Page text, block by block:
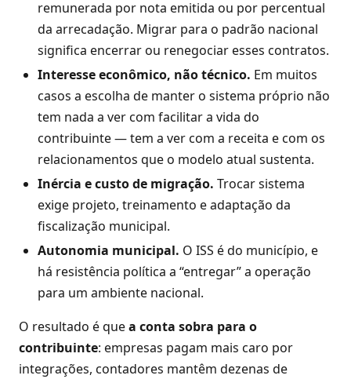
remunerada por nota emitida ou por percentual
da arrecadação. Migrar para o padrão nacional
significa encerrar ou renegociar esses contratos.
Interesse econômico, não técnico. Em muitos
casos a escolha de manter o sistema próprio não
tem nada a ver com facilitar a vida do
contribuinte — tem a ver com a receita e com os
relacionamentos que o modelo atual sustenta.
Inércia e custo de migração. Trocar sistema
exige projeto, treinamento e adaptação da
fiscalização municipal.
Autonomia municipal. O ISS é do município, e
há resistência política a “entregar” a operação
para um ambiente nacional.
O resultado é quea conta sobra para o
contribuinte: empresas pagam mais caro por
integrações, contadores mantêm dezenas de